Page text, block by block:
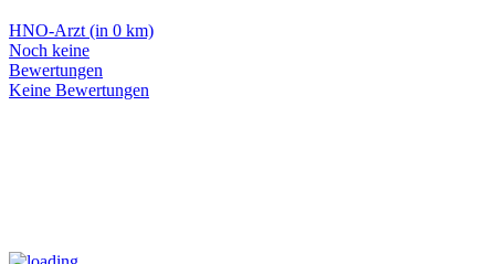
HNO-Arzt (in 0 km)
Noch keine
Bewertungen
Keine Bewertungen